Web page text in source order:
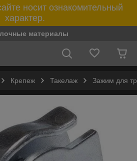
носит ознакомительный
характер.
материалы
Крепеж Такелаж Зажим для